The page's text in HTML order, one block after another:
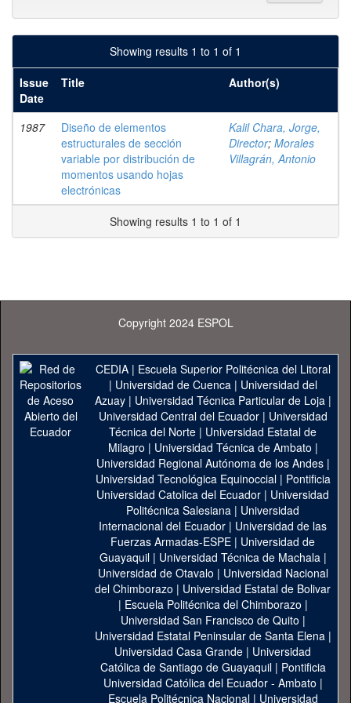
Showing results 1 to 1 of 1
Issue
Date
Title Author(s)
1987
Diseño de elementos
estructurales de sección
variable por distribución de
momentos usando hojas
electrónicas
Kalil Chara, Jorge,
Director; Morales
Villagrán, Antonio
Showing results 1 to 1 of 1
Copyright 2024 ESPOL
CEDIA| Escuela Superior Politécnica del Litoral
| Universidad de Cuenca| Universidad del
Azuay| Universidad Técnica Particular de Loja|
Universidad Central del Ecuador| Universidad
Técnica del Norte | Universidad Estatal de
Milagro | Universidad Técnica de Ambato |
Universidad Regional Autónoma de los Andes|
Universidad Tecnológica Equinoccial| Pontificia
Universidad Catolica del Ecuador | Universidad
Politécnica Salesiana | Universidad
Internacional del Ecuador | Universidad de las
Fuerzas Armadas-ESPE | Universidad de
Guayaquil| Universidad Técnica de Machala|
Universidad de Otavalo | Universidad Nacional
del Chimborazo | Universidad Estatal de Bolivar
| Escuela Politécnica del Chimborazo |
Universidad San Francisco de Quito |
Universidad Estatal Peninsular de Santa Elena|
Universidad Casa Grande | Universidad
Católica de Santiago de Guayaquil| Pontificia
Universidad Católica del Ecuador - Ambato |
Escuela Politécnica Nacional| Universidad